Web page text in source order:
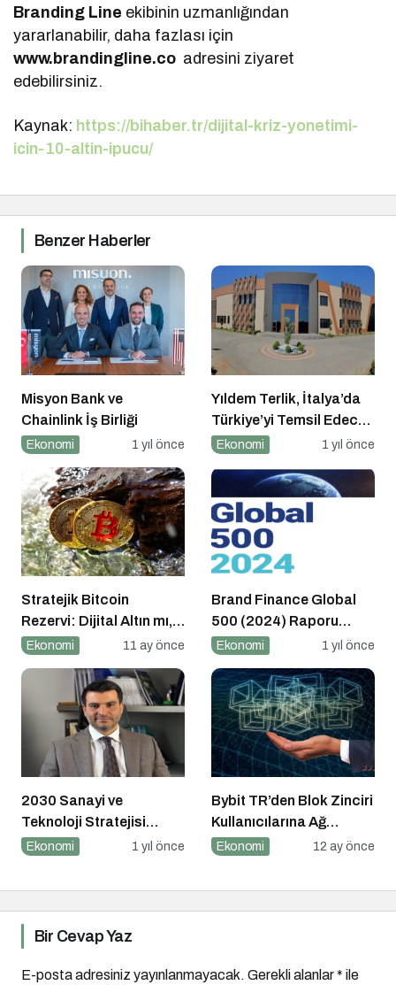
Branding Line ekibinin uzmanlığından
yararlanabilir, daha fazlası için
www.brandingline.co adresini ziyaret
edebilirsiniz.
Kaynak: https://bihaber.tr/dijital-kriz-yonetimi-
icin-10-altin-ipucu/
Benzer Haberler
Misyon Bank ve
Chainlink İş Birliği
Ekonomi 1 yıl önce
Yıldem Terlik, İtalya’da
Türkiye’yi Temsil Edecek
Gaziantepli yerli üretici,
fuarında boy
gösterecek
Ekonomi 1 yıl önce
Stratejik Bitcoin
Rezervi: Dijital Altın mı,
Riskli Bir Hamle mi?
Ekonomi 11 ay önce
Brand Finance Global
500 (2024) Raporu
Yayımlandı!
Ekonomi 1 yıl önce
2030 Sanayi ve
Teknoloji Stratejisi
Açıklandı
Ekonomi 1 yıl önce
Bybit TR’den Blok Zinciri
Kullanıcılarına Ağ
Tıkanıklığı Rehberi!
Ekonomi 12 ay önce
Bir Cevap Yaz
E-posta adresiniz yayınlanmayacak. Gerekli alanlar* ile